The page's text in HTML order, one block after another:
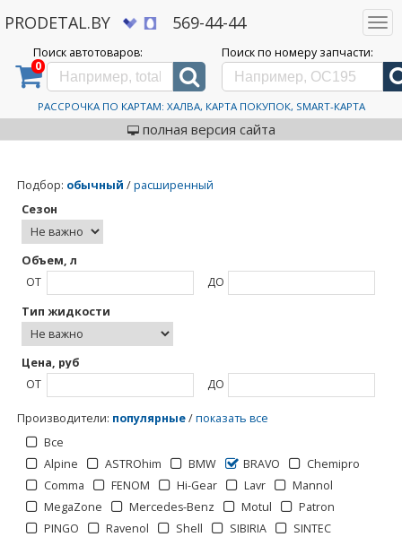
PRODETAL.BY 569-44-44
Поиск автотоваров:
0
Поиск по номеру запчасти:
РАССРОЧКА ПО КАРТАМ: ХАЛВА, КАРТА ПОКУПОК, SMART-КАРТА
полная версия сайта
Дискаунтер автозапчастей PRODETAL.BY > Каталог автотоваров > BRAVO
BRAVO
Подбор: обычный /расширенный
Сезон
Объем, л
ОТ
ДО
Тип жидкости
Цена, руб
ОТ
ДО
Производители: популярные/показать все
Все
Alpine
ASTROhim BMW BRAVO
Chemipro
Comma
FENOM Hi-Gear Lavr
Mannol
MegaZone
Mercedes-Benz Motul
Patron
PINGO
Ravenol Shell SIBIRIA
SINTEC